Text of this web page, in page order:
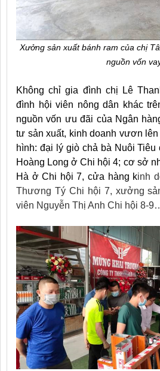
Xưởng sản xuất bánh ram của chị
nguồn vốn
Không chỉ gia đình chị Lê
đình hội viên nông dân khác
nguồn vốn ưu đãi của Ngân
tư sản xuất, kinh doanh vươn
hình: đại lý giò chả bà Nuôi Tiêu
Hoàng Long ở Chi hội 4; cơ sở
Hà ở Chi hội 7, cửa hàng kinh
Thương Tý Chi hội 7, xưởng
viên Nguyễn Thị Anh Chi hội 8-